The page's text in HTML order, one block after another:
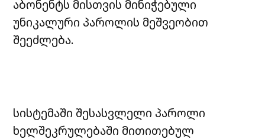
აბონენტს მისთვის მინიჭებული
უნიკალური პაროლის მეშვეობით
შეეძლება.
სისტემაში შესასვლელი პაროლი
ხელშეკრულებაში მითითებულ